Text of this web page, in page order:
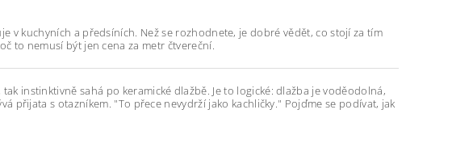
v kuchyních a předsíních. Než se rozhodnete, je dobré vědět, co stojí za tím
to nemusí být jen cena za metr čtvereční.
instinktivně sahá po keramické dlažbě. Je to logické: dlažba je voděodolná,
přijata s otazníkem. "To přece nevydrží jako kachličky." Pojďme se podívat, jak